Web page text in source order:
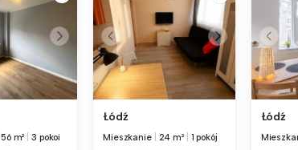
56 m² |3 pokoi
Łódź
Mieszkanie 24 m² 1 pokój
Łódź